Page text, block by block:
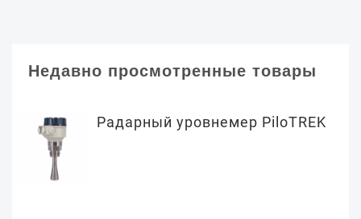
Недавно просмотренные товары
Радарный уровнемер PiloTREK